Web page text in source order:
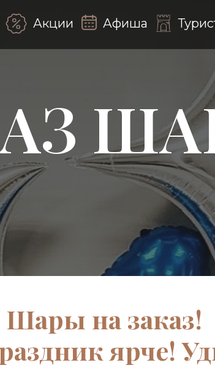
Акции Афиша
Шары на заказ!
ярче!